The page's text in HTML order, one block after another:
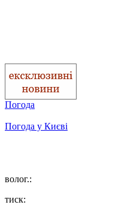
Погода
Погода у Києві
волог.:
тиск: